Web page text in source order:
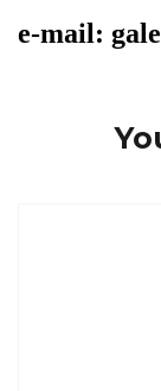
e-mail: